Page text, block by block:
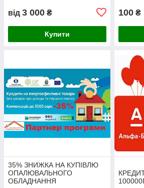
від 3 000 ₴
Купити
100 ₴
35% ЗНИЖКА НА КУПІВЛЮ
ОПАЛЮВАЛЬНОГО
ОБЛАДНАННЯ